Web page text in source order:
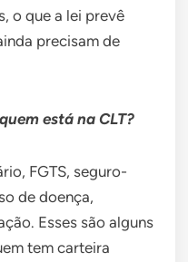
o que a lei prevê
precisam de
está na CLT?
FGTS, seguro-
de doença,
Esses são alguns
tem carteira